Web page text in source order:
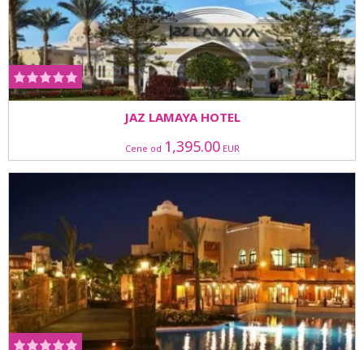
JAZ LAMAYA HOTEL
Cene od 1,395.00EUR